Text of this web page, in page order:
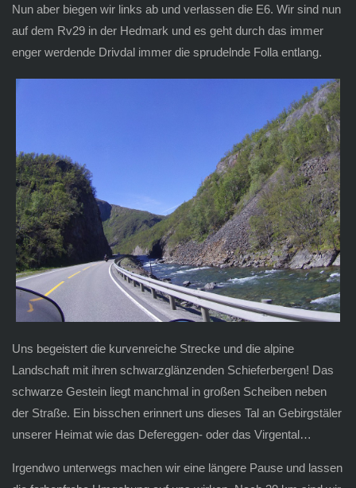
Nun aber biegen wir links ab und verlassen die E6. Wir sind nun
auf dem Rv29 in der Hedmark und es geht durch das immer
enger werdende Drivdal immer die sprudelnde Folla entlang.
Uns begeistert die kurvenreiche Strecke und die alpine
Landschaft mit ihren schwarzglänzenden Schieferbergen! Das
schwarze Gestein liegt manchmal in großen Scheiben neben
der Straße. Ein bisschen erinnert uns dieses Tal an Gebirgstäler
unserer Heimat wie das Defereggen- oder das Virgental…
Irgendwo unterwegs machen wir eine längere Pause und lassen